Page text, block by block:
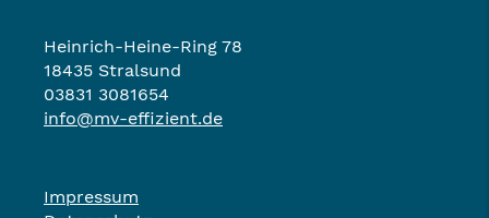
Heinrich-Heine-Ring 78
18435 Stralsund
03831 3081654
info@mv-effizient.de
Impressum